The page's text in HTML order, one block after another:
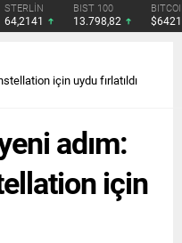
BIST 100
13.798,82
BITCOIN
$64217
için uydu fırlatıldı
adım:
için